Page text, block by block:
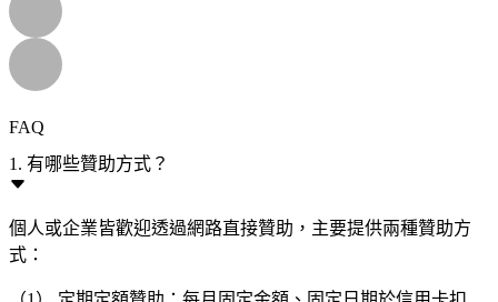
FAQ
1. 有哪些贊助方式？
個人或企業皆歡迎透過網路直接贊助，主要提供兩種贊助方
式：